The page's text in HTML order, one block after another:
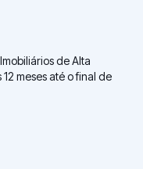
de Alta
meses até o final de